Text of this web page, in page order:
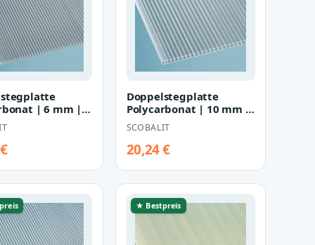
| 6 mm |
mm |
Doppelstegplatte
Polycarbonat | 10 mm |
Breite 1050 mm |
glasklar
SCOBALIT
20,24 €
★ Bestpreis